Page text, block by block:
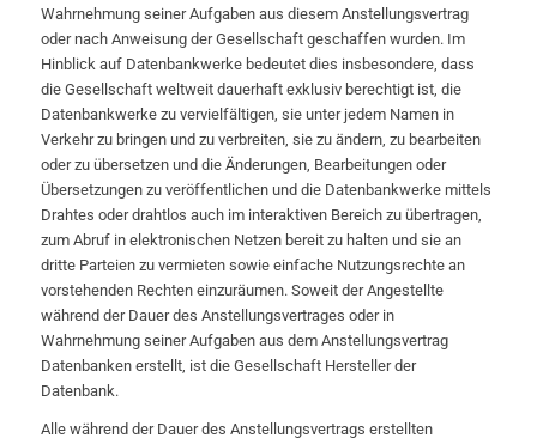
Wahrnehmung seiner Aufgaben aus diesem Anstellungsvertrag
oder nach Anweisung der Gesellschaft geschaffen wurden. Im
Hinblick auf Datenbankwerke bedeutet dies insbesondere, dass
die Gesellschaft weltweit dauerhaft exklusiv berechtigt ist, die
Datenbankwerke zu vervielfältigen, sie unter jedem Namen in
Verkehr zu bringen und zu verbreiten, sie zu ändern, zu bearbeiten
oder zu übersetzen und die Änderungen, Bearbeitungen oder
Übersetzungen zu veröffentlichen und die Datenbankwerke mittels
Drahtes oder drahtlos auch im interaktiven Bereich zu übertragen,
zum Abruf in elektronischen Netzen bereit zu halten und sie an
dritte Parteien zu vermieten sowie einfache Nutzungsrechte an
vorstehenden Rechten einzuräumen. Soweit der Angestellte
während der Dauer des Anstellungsvertrages oder in
Wahrnehmung seiner Aufgaben aus dem Anstellungsvertrag
Datenbanken erstellt, ist die Gesellschaft Hersteller der
Datenbank.
Alle während der Dauer des Anstellungsvertrags erstellten